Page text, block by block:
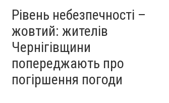
Рівень небезпечності –
жовтий: жителів
Чернігівщини
попереджають про
погіршення погоди